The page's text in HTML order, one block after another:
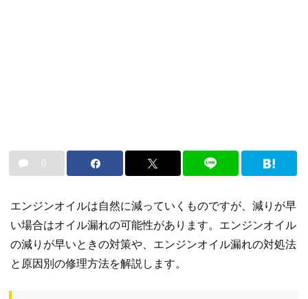
0
エンジンオイルは自然に減っていくものですが、減りが早
い場合はオイル漏れの可能性があります。エンジンオイル
の減りが早いときの対策や、エンジンオイル漏れの対処法
と原因別の修理方法を解説します。